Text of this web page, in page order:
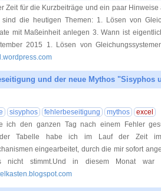
Zeit für die Kurzbeiträge und ein paar
sind die heutigen Themen: 1. Lösen von
mit Maßeinheit anlegen 3. Wann ist
2015 1. Lösen von
und der neue Mythos "Sisyphos
sisyphos fehlerbeseitigung mythos
excel
ich den ganzen Tag nach einem Fehler
der Tabelle habe ich im Lauf der Zeit
eingearbeitet, durch die mir sofort
nicht stimmt.Und in diesem Monat war